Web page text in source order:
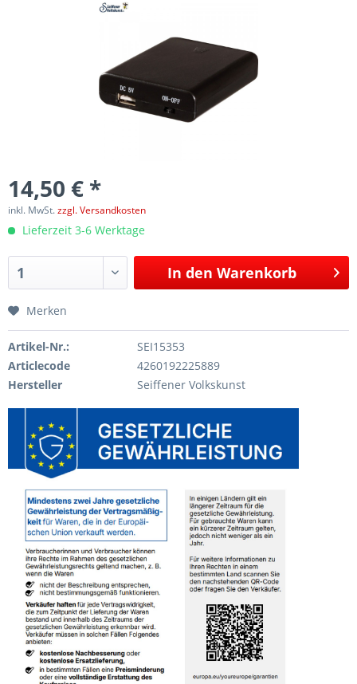
14,50 € *
inkl. MwSt.zzgl. Versandkosten
Lieferzeit 3-6 Werktage
In den Warenkorb
Merken
Artikel-Nr.:
SEI15353
Articlecode
4260192225889
Hersteller
Seiffener Volkskunst